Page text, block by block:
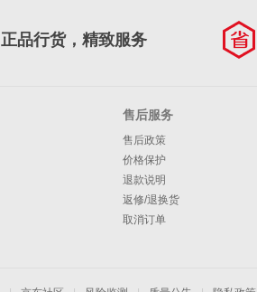
正品行货，精致服务
售后服务
售后政策
价格保护
退款说明
返修/退换货
取消订单